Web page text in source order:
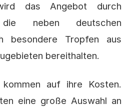
das Angebot durch
die neben deutschen
besondere Tropfen aus
bereithalten.
kommen auf ihre Kosten.
eine große Auswahl an